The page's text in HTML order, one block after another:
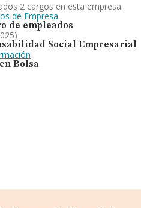
2 cargos en esta empresa
de Empresa
de empleados
Social Empresarial
Bolsa